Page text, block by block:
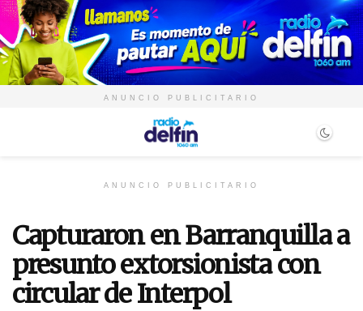
ANUNCIO PUBLICITARIO
ANUNCIO PUBLICITARIO
Capturaron en Barranquilla a
presunto extorsionista con
circular de Interpol